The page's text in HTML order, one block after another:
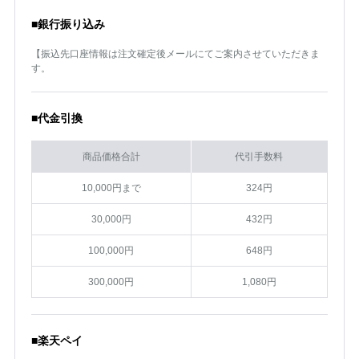
■銀行振り込み
【振込先口座情報は注文確定後メールにてご案内させていただきま
す。
■代金引換
商品価格合計 代引手数料
10,000円まで 324円
30,000円 432円
100,000円 648円
300,000円 1,080円
■楽天ペイ